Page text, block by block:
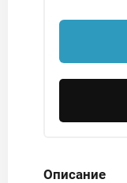
Описание